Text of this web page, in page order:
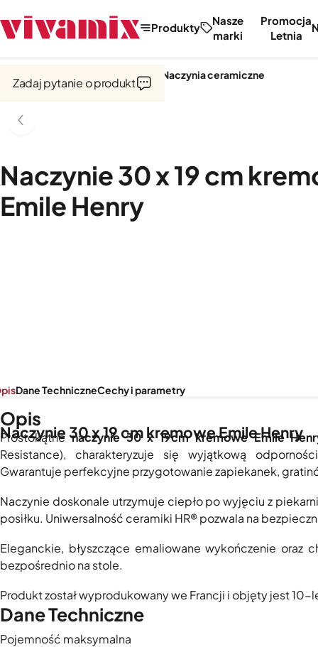
Produkty
Nasze
marki
Promocja
Letnia
Garnki i naczynia Naczynia ceramiczne
Naczynie 30 x 19 cm
Emile Henry
Zadaj pytanie o produkt
Naczynie 30 x 19 cm kremowe Emile Henry
Dane TechniczneCechy i parametry
Opis
Prostokątnenaczynie 30 x 19cm kremowe Emile
Resistance), charakteryzuje się wyjątkową
Gwarantuje perfekcyjne przygotowanie zapiekanek,
Naczynie doskonale utrzymuje ciepło po wyjęciu z
posiłku. Uniwersalność ceramiki HR® pozwala na
Eleganckie, błyszczące emaliowane wykończenie oraz
bezpośrednio na stole.
Produkt został wyprodukowany we Francji i objęty jest
Dane Techniczne
Pojemność maksymalna